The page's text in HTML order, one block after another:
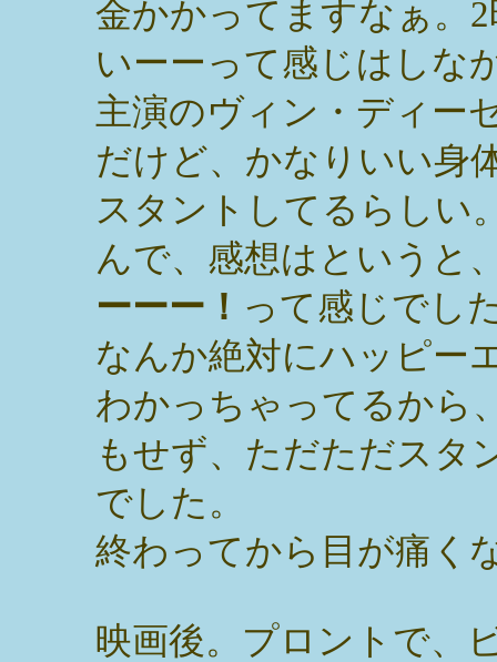
金かかってますなぁ。
いーーって感じはしな
主演のヴィン・ディー
だけど、かなりいい身
スタントしてるらしい
んで、感想はというと
ーーー！ って感じでし
なんか絶対にハッピー
わかっちゃってるから
もせず、ただただスタ
でした。
終わってから目が痛く
映画後。プロントで、